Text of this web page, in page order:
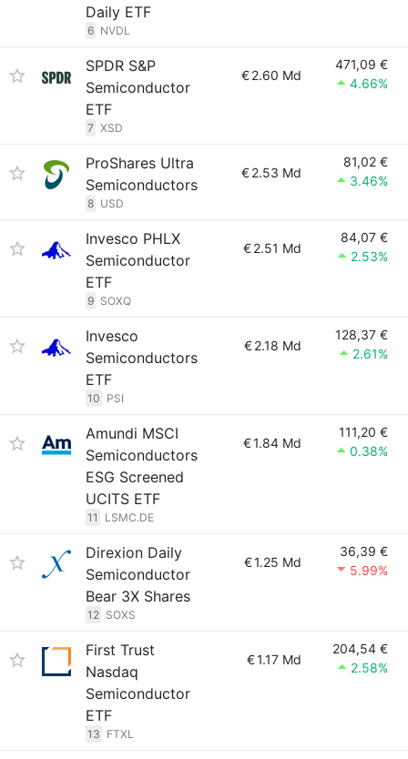
Daily ETF
6 NVDL
SPDR S&P
Semiconductor
ETF
7 XSD
€2.60 Md
471,09 €
4.66%
ProShares Ultra
Semiconductors
8 USD
€2.53 Md
81,02 €
3.46%
Invesco PHLX
Semiconductor
ETF
9 SOXQ
€2.51 Md
84,07 €
2.53%
Invesco
Semiconductors
ETF
10 PSI
€2.18 Md
128,37 €
2.61%
Amundi MSCI
Semiconductors
ESG Screened
UCITS ETF
11 LSMC.DE
€1.84 Md
111,20 €
0.38%
Direxion Daily
Semiconductor
Bear 3X Shares
12 SOXS
€1.25 Md
36,39 €
5.99%
First Trust
Nasdaq
Semiconductor
ETF
13 FTXL
€1.17 Md
204,54 €
2.58%